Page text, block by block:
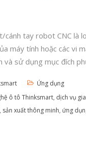
cánh tay robot CNC
máy tính hoặc các vi
và sử dụng mục đích
Ứng dụng
ô tô Thinksmart, dịch vụ
, sản xuất thông minh, ứng